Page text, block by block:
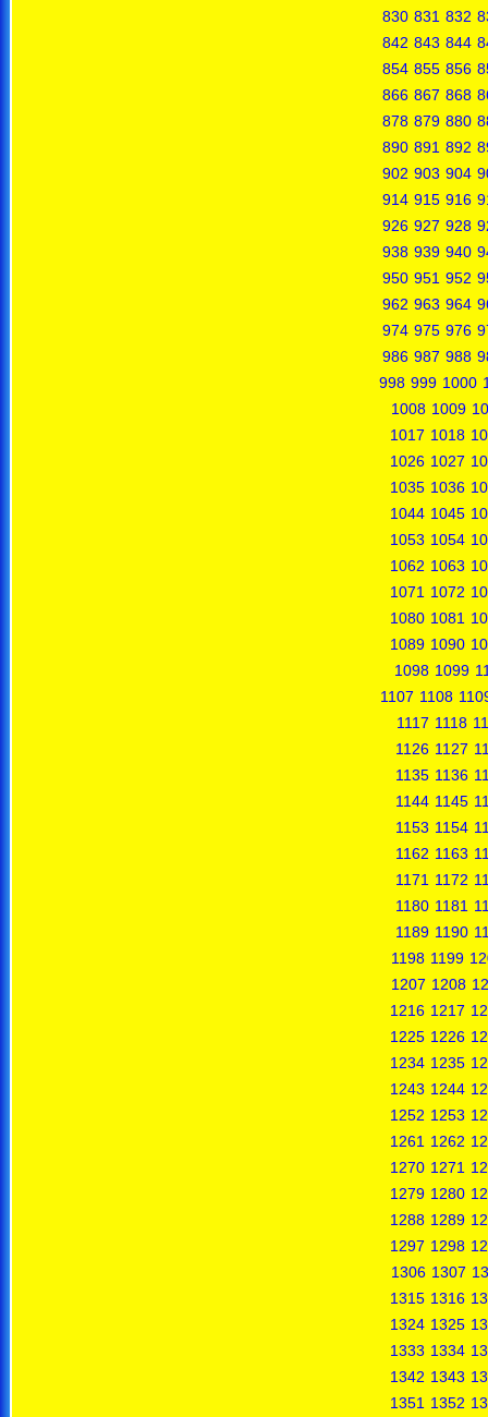
830 831 832
842 843 844
854 855 856
866 867 868
878 879 880
890 891 892
902 903 904
914 915 916
926 927 928
938 939 940
950 951 952
962 963 964
974 975 976
986 987 988
998 999 1000
1008 1009
1017 1018
1026 1027
1035 1036
1044 1045
1053 1054
1062 1063
1071 1072
1080 1081
1089 1090
1098 1099
1107 1108
1117 1118
1126 1127
1135 1136
1144 1145
1153 1154
1162 1163
1171 1172
1180 1181
1189 1190
1198 1199
1207 1208
1216 1217
1225 1226
1234 1235
1243 1244
1252 1253
1261 1262
1270 1271
1279 1280
1288 1289
1297 1298
1306 1307
1315 1316
1324 1325
1333 1334
1342 1343
1351 1352